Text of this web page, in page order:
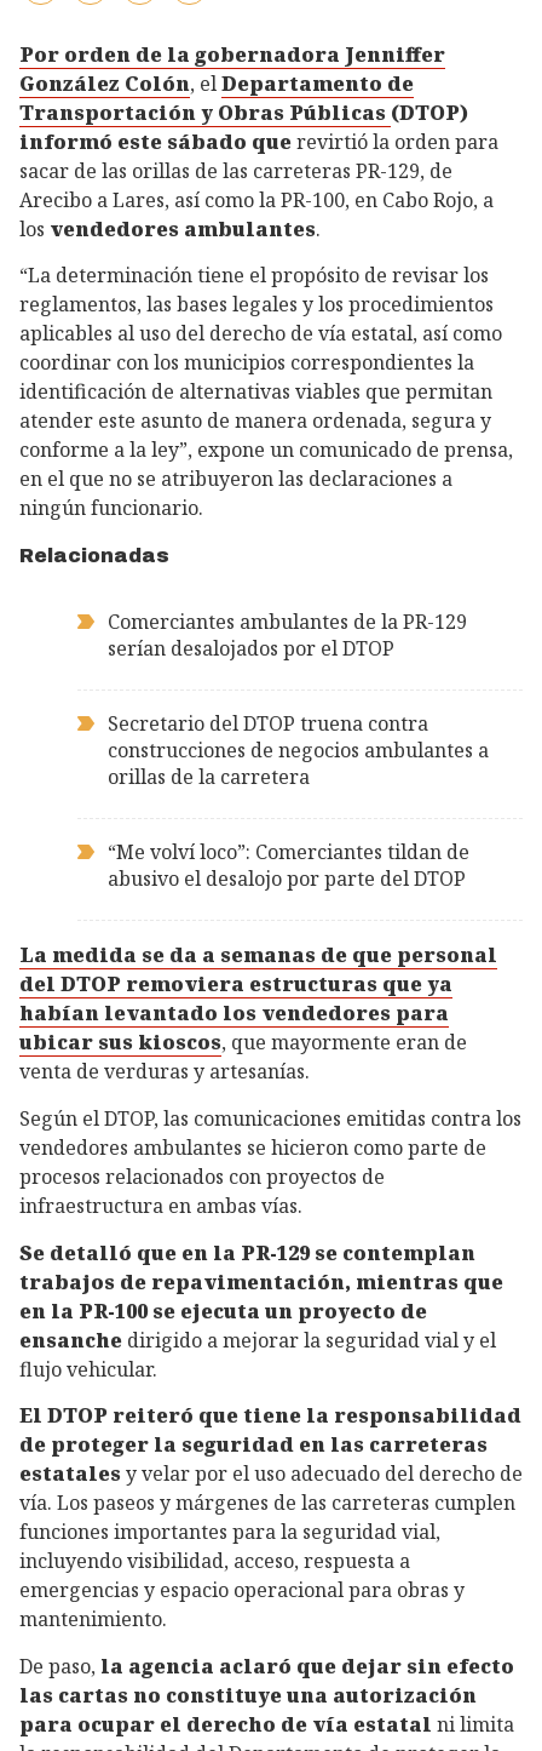
Por orden de la gobernadora Jenniffer
González Colón, elDepartamento de
Transportación y Obras Públicas (DTOP)
informó este sábado querevirtió la orden para
sacar de las orillas de las carreteras PR-129, de
Arecibo a Lares, así como la PR-100, en Cabo Rojo, a
los vendedores ambulantes.
“La determinación tiene el propósito de revisar los
reglamentos, las bases legales y los procedimientos
aplicables al uso del derecho de vía estatal, así como
coordinar con los municipios correspondientes la
identificación de alternativas viables que permitan
atender este asunto de manera ordenada, segura y
conforme a la ley”, expone un comunicado de prensa,
en el que no se atribuyeron las declaraciones a
ningún funcionario.
Relacionadas
Comerciantes ambulantes de la PR-129
serían desalojados por el DTOP
Secretario del DTOP truena contra
construcciones de negocios ambulantes a
orillas de la carretera
“Me volví loco”: Comerciantes tildan de
abusivo el desalojo por parte del DTOP
La medida se da a semanas de que personal
del DTOP removiera estructuras que ya
habían levantado los vendedores para
ubicar sus kioscos, que mayormente eran de
venta de verduras y artesanías.
Según el DTOP, las comunicaciones emitidas contra los
vendedores ambulantes se hicieron como parte de
procesos relacionados con proyectos de
infraestructura en ambas vías.
Se detalló que en la PR-129 se contemplan
trabajos de repavimentación, mientras que
en la PR-100 se ejecuta un proyecto de
ensanche dirigido a mejorar la seguridad vial y el
flujo vehicular.
El DTOP reiteró que tiene la responsabilidad
de proteger la seguridad en las carreteras
estatales y velar por el uso adecuado del derecho de
vía. Los paseos y márgenes de las carreteras cumplen
funciones importantes para la seguridad vial,
incluyendo visibilidad, acceso, respuesta a
emergencias y espacio operacional para obras y
mantenimiento.
De paso, la agencia aclaró que dejar sin efecto
las cartas no constituye una autorización
para ocupar el derecho de vía estatal ni limita